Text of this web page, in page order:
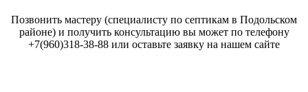
Позвонить мастеру (специалисту по септикам в Подольском
районе) и получить консультацию вы может по телефону
+7(960)318-38-88 или оставьте заявку на нашем сайте